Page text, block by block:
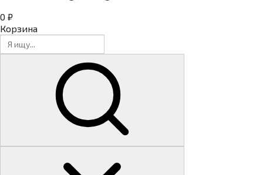
0 ₽
Корзина